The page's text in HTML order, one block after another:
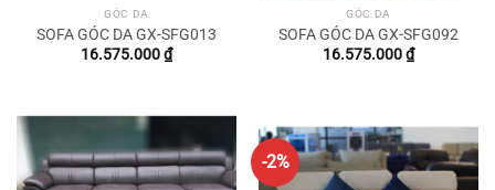
GÓC DA
SOFA GÓC DA GX-SFG013
16.575.000₫
GÓC DA
SOFA GÓC DA GX-SFG092
16.575.000₫
-2%